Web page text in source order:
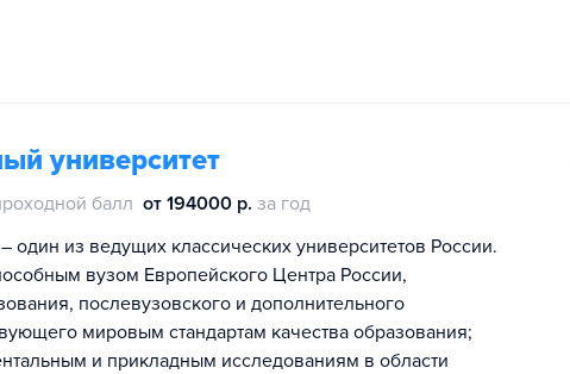
университет
балл от 194000 р. за год
один из ведущих классических университетов России.
вузом Европейского Центра России,
послевузовского и дополнительного
мировым стандартам качества образования;
и прикладным исследованиям в области